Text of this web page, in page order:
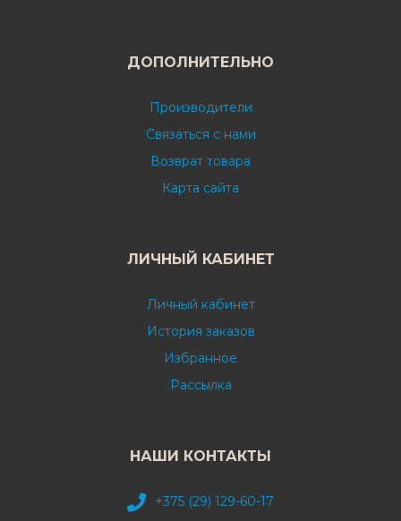
ДОПОЛНИТЕЛЬНО
Производители
Связаться с нами
Возврат товара
Карта сайта
ЛИЧНЫЙ КАБИНЕТ
Личный кабинет
История заказов
Избранное
Рассылка
НАШИ КОНТАКТЫ
+375 (29) 129-60-17